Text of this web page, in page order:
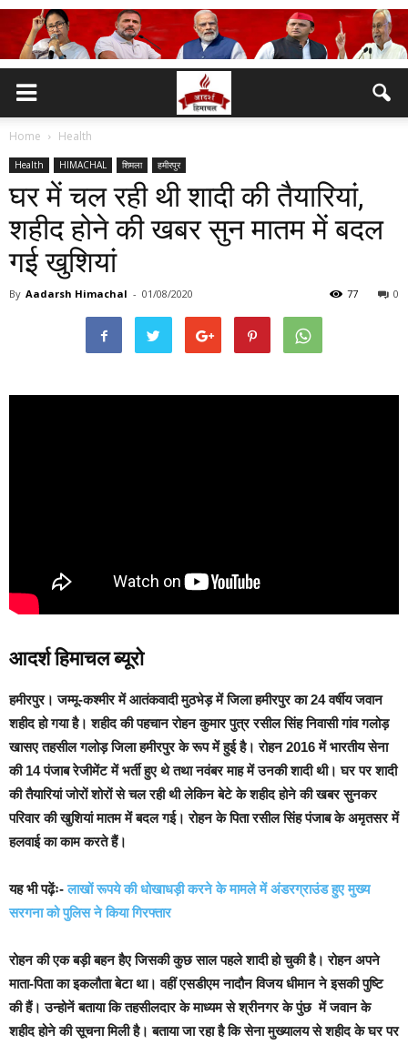
Home Health
Health HIMACHAL शिमला हमीरपुर
घर में चल रही थी शादी की तैयारियां,
शहीद होने की खबर सुन मातम में बदल
गई खुशियां
By Aadarsh Himachal - 01/08/2020 0
77
आदर्श हिमाचल ब्यूरो
हमीरपुर। जम्मू-कश्मीर में आतंकवादी मुठभेड़ में जिला हमीरपुर का 24 वर्षीय जवान
शहीद हो गया है। शहीद की पहचान रोहन कुमार पुत्र रसील सिंह निवासी गांव गलोड़
खासए तहसील गलोड़ जिला हमीरपुर के रूप में हुई है।रोहन 2016 में भारतीय सेना
की 14 पंजाब रेजीमेंट में भर्ती हुए थे तथा नवंबर माह में उनकी शादी थी। घर पर शादी
की तैयारियां जोरों शोरों से चल रही थी लेकिन बेटे के शहीद होने की खबर सुनकर
परिवार की खुशियां मातम में बदल गई। रोहन के पिता रसील सिंह पंजाब के अमृतसर में
हलवाई का काम करते हैं।
यह भी पढ़ेंः-लाखों रूपये की धोखाधड़ी करने के मामले में अंडरग्राउंड हुए मुख्य
सरगना को पुलिस ने किया गिरफ्तार
रोहन की एक बड़ी बहन हैए जिसकी कुछ साल पहले शादी हो चुकी है। रोहन अपने
माता-पिता का इकलौता बेटा था। वहीं एसडीएम नादौन विजय धीमान ने इसकी पुष्टि
की हैं। उन्होनें बताया कि तहसीलदार के माध्यम से श्रीनगर के पुंछ में जवान के
शहीद होने की सूचना मिली है। बताया जा रहा है कि सेना मुख्यालय से शहीद के घर पर